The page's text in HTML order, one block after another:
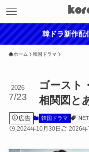
韓ドラ新作配
ホーム 韓国ドラマ
ゴースト
相関図と
2026
7/23
広告 韓国ドラマ
2024年10月30日 2026